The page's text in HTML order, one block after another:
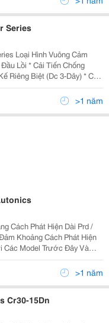
Series
Loại Hình Vuông Cảm
Chống
Riêng Biệt (Dc 3-Dây) * Có
Nguồn (Dc 3-Dây) * Có
Mạch Bảo Vệ Quá Dòng>1 năm
Cách Phát Hiện Dài Prd /
Khoảng Cách Phát Hiện
Các Model Trước Đây Và
Nhiễu Siêu Đẳng Bậc
Thiết Kế Chuyên Dụng.>1 năm
Cr30-15Dn